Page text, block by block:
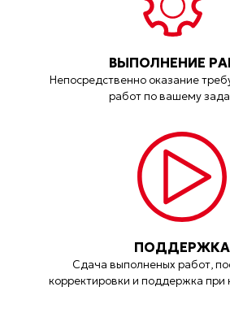
ВЫПОЛНЕНИЕ
Непосредственно оказание
работ по вашему
ПОДДЕРЖКА
Сдача выполненых работ,
корректировки и поддержка при